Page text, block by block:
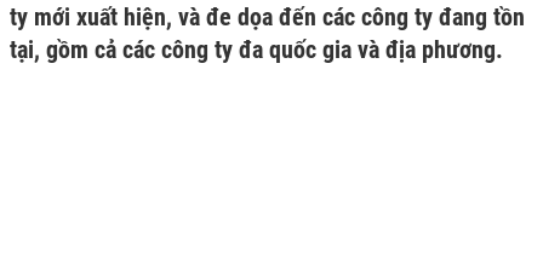
ty mới xuất hiện, và đe dọa đến các công ty đang tồn
tại, gồm cả các công ty đa quốc gia và địa phương.